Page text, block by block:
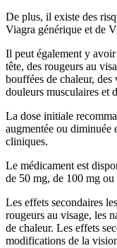
De plus, il existe des
Viagra générique et de
Il peut également y
tête, des rougeurs au
bouffées de chaleur, des
douleurs musculaires et
La dose initiale
augmentée ou diminuée
cliniques.
Le médicament est
de 50 mg, de 100 mg ou
Les effets secondaires
rougeurs au visage, les
de chaleur. Les effets
modifications de la